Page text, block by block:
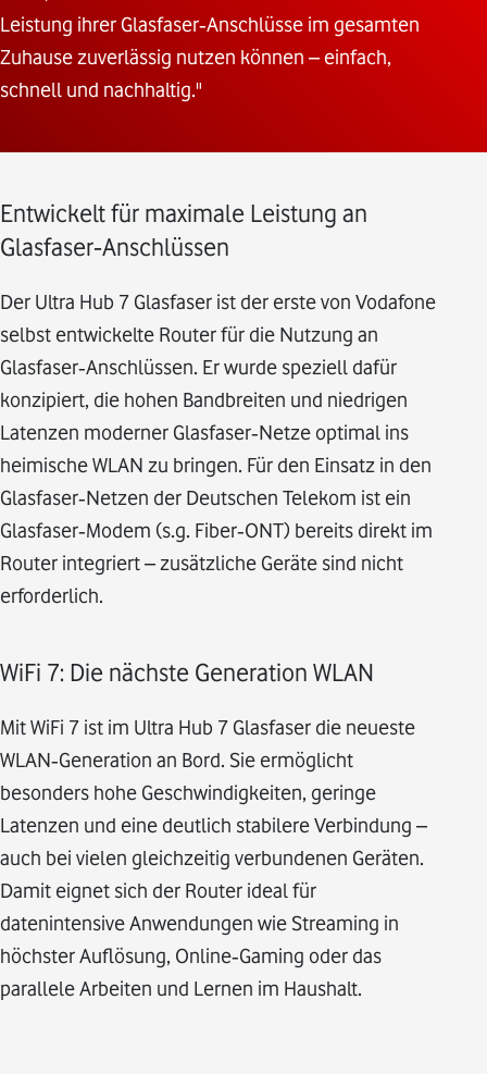
Leistung ihrer Glasfaser‑Anschlüsse im gesamten
Zuhause zuverlässig nutzen können – einfach,
schnell und nachhaltig."
Entwickelt für maximale Leistung an
Glasfaser‑Anschlüssen
Der Ultra Hub 7 Glasfaser ist der erste von Vodafone
selbst entwickelte Router für die Nutzung an
Glasfaser‑Anschlüssen. Er wurde speziell dafür
konzipiert, die hohen Bandbreiten und niedrigen
Latenzen moderner Glasfaser‑Netze optimal ins
heimische WLAN zu bringen. Für den Einsatz in den
Glasfaser‑Netzen der Deutschen Telekom ist ein
Glasfaser‑Modem (s.g. Fiber‑ONT) bereits direkt im
Router integriert – zusätzliche Geräte sind nicht
erforderlich.
WiFi 7: Die nächste Generation WLAN
Mit WiFi 7 ist im Ultra Hub 7 Glasfaser die neueste
WLAN‑Generation an Bord. Sie ermöglicht
besonders hohe Geschwindigkeiten, geringe
Latenzen und eine deutlich stabilere Verbindung –
auch bei vielen gleichzeitig verbundenen Geräten.
Damit eignet sich der Router ideal für
datenintensive Anwendungen wie Streaming in
höchster Auflösung, Online‑Gaming oder das
parallele Arbeiten und Lernen im Haushalt.